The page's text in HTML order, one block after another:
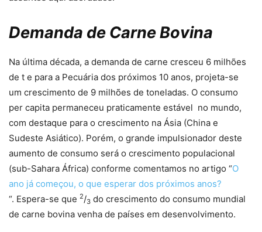
Demanda de Carne Bovina
Na última década, a demanda de carne cresceu 6 milhões
de t e para a Pecuária dos próximos 10 anos, projeta-se
um crescimento de 9 milhões de toneladas. O consumo
per capita permaneceu praticamente estável no mundo,
com destaque para o crescimento na Ásia (China e
Sudeste Asiático). Porém, o grande impulsionador deste
aumento de consumo será o crescimento populacional
(sub-Sahara África) conforme comentamos no artigo “O
ano já começou, o que esperar dos próximos anos?
“. Espera-se que 2/3 do crescimento do consumo mundial
de carne bovina venha de países em desenvolvimento.